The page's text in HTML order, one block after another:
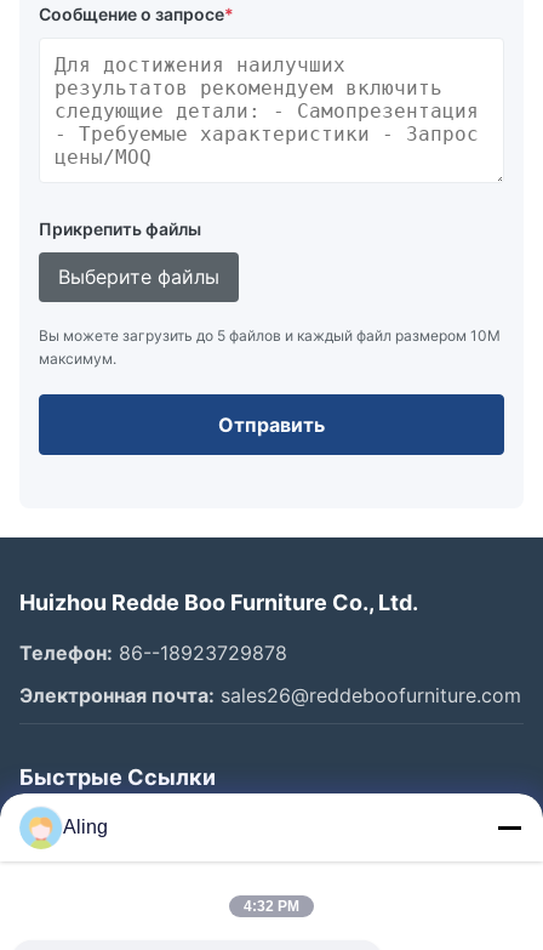
Сообщение о запросе*
Прикрепить файлы
Выберите файлы
Вы можете загрузить до 5 файлов и каждый файл размером 10M
максимум.
Отправить
Huizhou Redde Boo Furniture Co., Ltd.
Телефон: 86--18923729878
Электронная почта: sales26@reddeboofurniture.com
Быстрые Ссылки
Главная Страница
Продукция
Aling
4:32 PM